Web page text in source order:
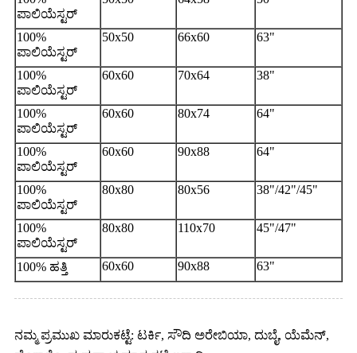
ಪಾಲಿಯೆಸ್ಟರ್
100%
ಪಾಲಿಯೆಸ್ಟರ್
50x50 66x60 63"
100%
ಪಾಲಿಯೆಸ್ಟರ್
60x60 70x64 38"
100%
ಪಾಲಿಯೆಸ್ಟರ್
60x60 80x74 64"
100%
ಪಾಲಿಯೆಸ್ಟರ್
60x60 90x88 64"
100%
ಪಾಲಿಯೆಸ್ಟರ್
80x80 80x56 38"/42"/45"
100%
ಪಾಲಿಯೆಸ್ಟರ್
80x80 110x70 45"/47"
100% ಹತ್ತಿ 60x60 90x88 63"
ನಮ್ಮ ಪ್ರಮುಖ ಮಾರುಕಟ್ಟೆ: ಟರ್ಕಿ, ಸೌದಿ ಅರೇಬಿಯಾ, ದುಬೈ, ಯೆಮೆನ್,